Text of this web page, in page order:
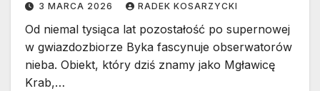
3 MARCA 2026 RADEK KOSARZYCKI
Od niemal tysiąca lat pozostałość po supernowej
w gwiazdozbiorze Byka fascynuje obserwatorów
nieba. Obiekt, który dziś znamy jako Mgławicę
Krab,…